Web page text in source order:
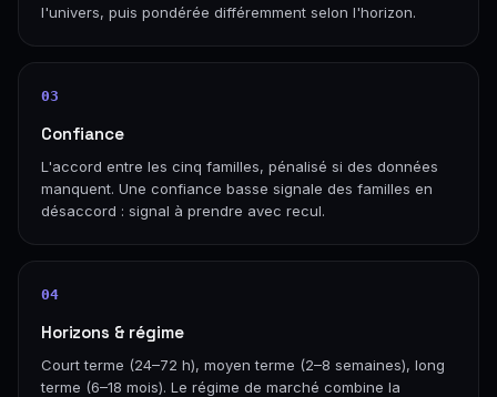
l'univers, puis pondérée différemment selon l'horizon.
03
Confiance
L'accord entre les cinq familles, pénalisé si des données
manquent. Une confiance basse signale des familles en
désaccord : signal à prendre avec recul.
04
Horizons & régime
Court terme (24–72 h), moyen terme (2–8 semaines), long
terme (6–18 mois). Le régime de marché combine la